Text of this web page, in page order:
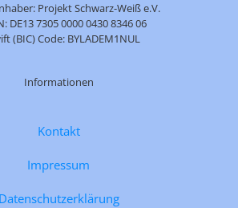
Projekt Schwarz-Weiß e.V.
DE13 7305 0000 0430 8346 06
(BIC) Code: BYLADEM1NUL
Informationen
Kontakt
Impressum
Datenschutzerklärung